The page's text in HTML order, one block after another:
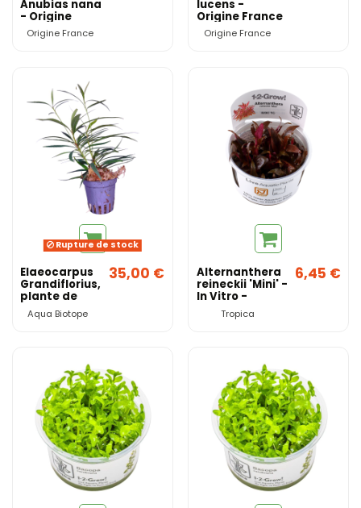
Anubias nana
- Origine
France
Origine France
lucens -
Origine France
Origine France
Rupture de stock
Elaeocarpus
Grandiflorius,
plante de
rivière - RARE
Aqua Biotope
35,00 € Alternanthera
reineckii 'Mini' -
In Vitro -
Tropica
Tropica
6,45 €